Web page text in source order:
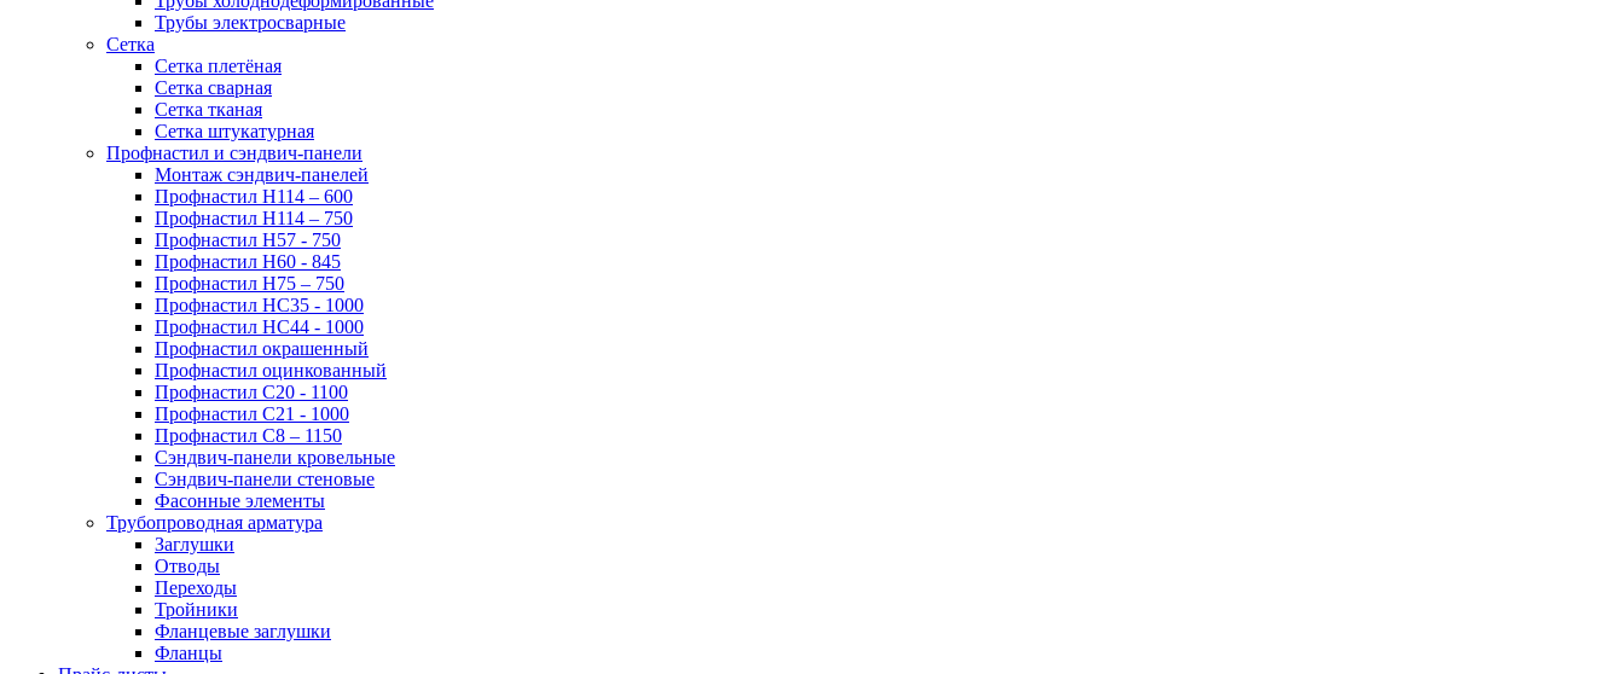
Трубы электросварные
Сетка
Сетка плетёная
Сетка сварная
Сетка тканая
Сетка штукатурная
Профнастил и сэндвич-панели
Монтаж сэндвич-панелей
Профнастил Н114 – 600
Профнастил Н114 – 750
Профнастил Н57 - 750
Профнастил Н60 - 845
Профнастил Н75 – 750
Профнастил НС35 - 1000
Профнастил НС44 - 1000
Профнастил окрашенный
Профнастил оцинкованный
Профнастил С20 - 1100
Профнастил С21 - 1000
Профнастил С8 – 1150
Сэндвич-панели кровельные
Сэндвич-панели стеновые
Фасонные элементы
Трубопроводная арматура
Заглушки
Отводы
Переходы
Тройники
Фланцевые заглушки
Фланцы